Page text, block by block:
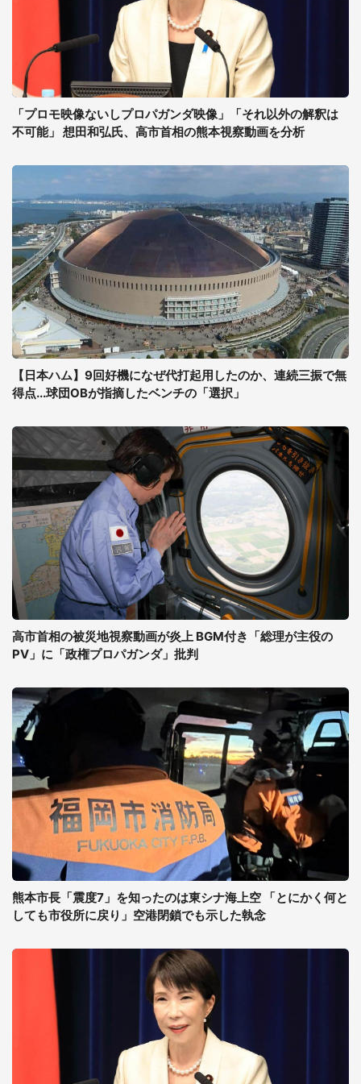
「プロモ映像ないしプロパガンダ映像」「それ以外の解釈は
不可能」 想田和弘氏、高市首相の熊本視察動画を分析
【日本ハム】9回好機になぜ代打起用したのか、連続三振で無
得点...球団OBが指摘したベンチの「選択」
高市首相の被災地視察動画が炎上 BGM付き「総理が主役の
PV」に「政権プロパガンダ」批判
熊本市長「震度7」を知ったのは東シナ海上空 「とにかく何と
しても市役所に戻り」空港閉鎖でも示した執念